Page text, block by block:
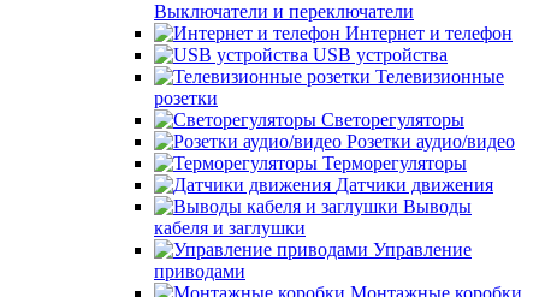
Выключатели и переключатели
Интернет и телефон
USB устройства
Телевизионные
розетки
Светорегуляторы
Розетки аудио/видео
Терморегуляторы
Датчики движения
Выводы
кабеля и заглушки
Управление
приводами